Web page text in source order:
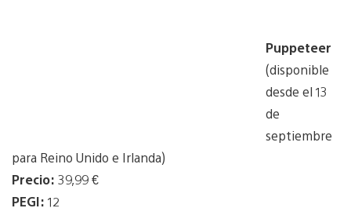
Puppeteer
(disponible
desde el 13
de
septiembre
para Reino Unido e Irlanda)
Precio: 39,99 €
PEGI: 12